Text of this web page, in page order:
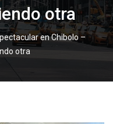
otra
en Chibolo –
otra